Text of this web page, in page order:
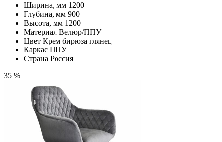
Ширина, мм 1200
Глубина, мм 900
Высота, мм 1200
Материал Велюр/ППУ
Цвет Крем бирюза глянец
Каркас ППУ
Страна Россия
35 %